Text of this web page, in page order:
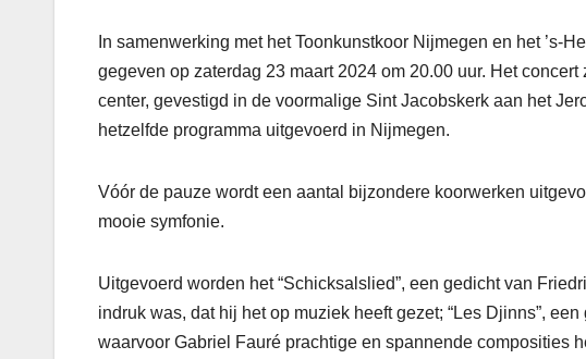
In samenwerking met het Toonkunstkoor Nijmegen en het ’s-
gegeven op zaterdag 23 maart 2024 om 20.00 uur. Het
center, gevestigd in de voormalige Sint Jacobskerk aan het
hetzelfde programma uitgevoerd in Nijmegen.
Vóór de pauze wordt een aantal bijzondere koorwerken
mooie symfonie.
Uitgevoerd worden het “Schicksalslied”, een gedicht van
indruk was, dat hij het op muziek heeft gezet; “Les Djinns”,
waarvoor Gabriel Fauré prachtige en spannende composities